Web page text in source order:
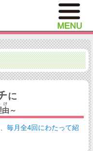
に
由
け
～
毎月全4回にわたって紹